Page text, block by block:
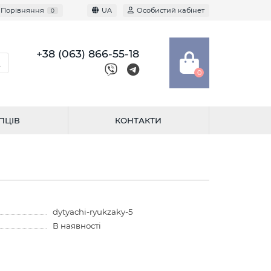
Порівняння 0 UA Особистий кабінет
+38 (063) 866-55-18
0
КОНТАКТИ
dytyachi-ryukzaky-5
В наявності